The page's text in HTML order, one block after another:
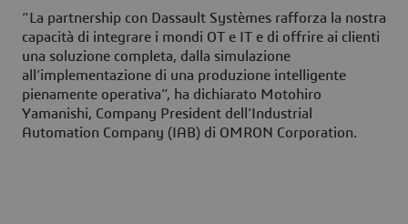
“La partnership con Dassault Systèmes rafforza la nostra
capacità di integrare i mondi OT e IT e di offrire ai clienti
una soluzione completa, dalla simulazione
all’implementazione di una produzione intelligente
pienamente operativa”, ha dichiarato Motohiro
Yamanishi, Company President dell’Industrial
Automation Company (IAB) di OMRON Corporation.